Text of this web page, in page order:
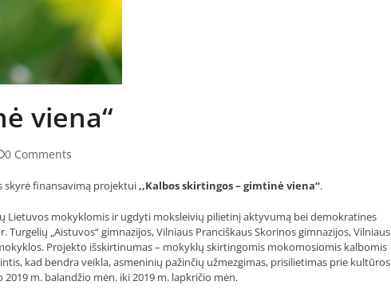
viena“
0 Comments
skyrė finansavimą projektui,,Kalbos skirtingos – gimtinė viena“.
Lietuvos mokyklomis ir ugdyti moksleivių pilietinį aktyvumą bei demokratines
„Aistuvos“ gimnazijos, Vilniaus Pranciškaus Skorinos gimnazijos, Vilniaus
Projekto išskirtinumas – mokyklų skirtingomis mokomosiomis kalbomis
kad bendra veikla, asmeninių pažinčių užmezgimas, prisilietimas prie kultūros
m. balandžio mėn. iki 2019 m. lapkričio mėn.